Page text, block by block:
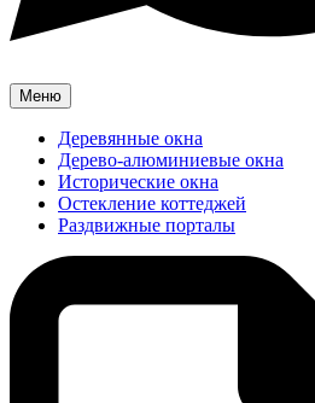
Меню
Деревянные окна
Дерево-алюминиевые окна
Исторические окна
Остекление коттеджей
Раздвижные порталы